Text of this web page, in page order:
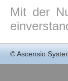
Mit der
©Ascensio